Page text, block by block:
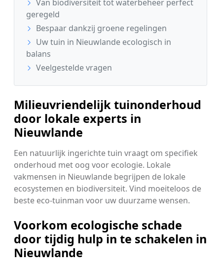
Van biodiversiteit tot waterbeheer perfect
geregeld
Bespaar dankzij groene regelingen
Uw tuin in Nieuwlande ecologisch in
balans
Veelgestelde vragen
Milieuvriendelijk tuinonderhoud
door lokale experts in
Nieuwlande
Een natuurlijk ingerichte tuin vraagt om specifiek
onderhoud met oog voor ecologie. Lokale
vakmensen in Nieuwlande begrijpen de lokale
ecosystemen en biodiversiteit. Vind moeiteloos de
beste eco-tuinman voor uw duurzame wensen.
Voorkom ecologische schade
door tijdig hulp in te schakelen in
Nieuwlande